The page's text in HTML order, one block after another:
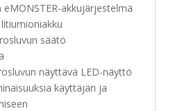
eMONSTER-akkujärjestelmä
säätö
näyttävä LED-näyttö
käyttäjän ja